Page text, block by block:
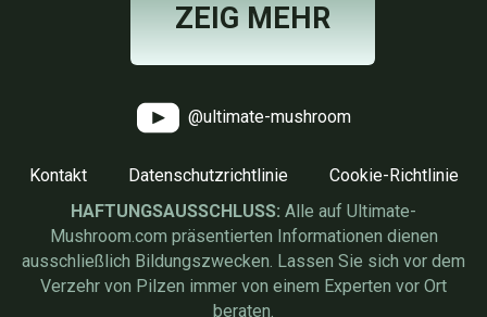
ZEIG MEHR
@ultimate-mushroom
Kontakt Datenschutzrichtlinie
Cookie-Richtlinie
HAFTUNGSAUSSCHLUSS: Alle auf Ultimate-
Mushroom.com präsentierten Informationen dienen
ausschließlich Bildungszwecken. Lassen Sie sich vor dem
Verzehr von Pilzen immer von einem Experten vor Ort
beraten.